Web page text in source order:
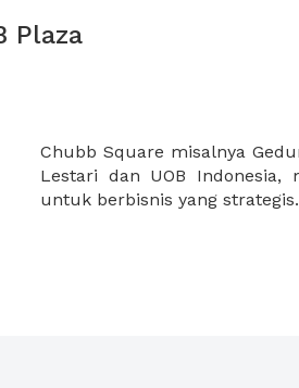
Plaza
untuk berbisnis yang strategis.